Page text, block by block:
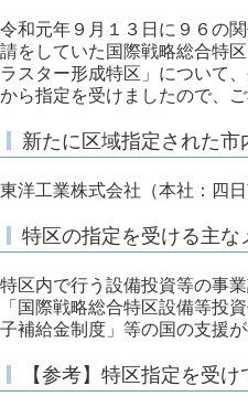
令和元年９月１３日に９６の
請をしていた国際戦略総合特
ラスター形成特区」について
から指定を受けましたので、ご
新たに区域指定された市
東洋工業株式会社（本社：四日
特区の指定を受ける主な
特区内で行う設備投資等の事
「国際戦略総合特区設備等投
子補給金制度」等の国の支援が
【参考】特区指定を受